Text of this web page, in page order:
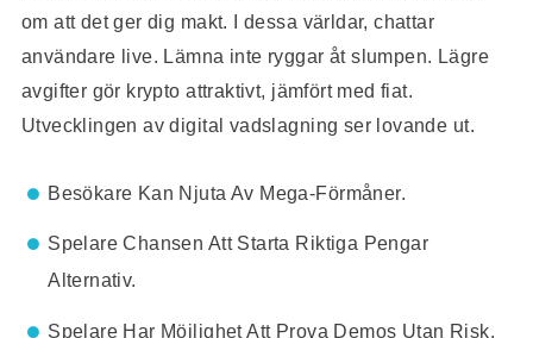
om att det ger dig makt. I dessa världar, chattar
användare live. Lämna inte ryggar åt slumpen. Lägre
avgifter gör krypto attraktivt, jämfört med fiat.
Utvecklingen av digital vadslagning ser lovande ut.
Besökare Kan Njuta Av Mega-Förmåner.
Spelare Chansen Att Starta Riktiga Pengar
Alternativ.
Spelare Har Möjlighet Att Prova Demos Utan Risk.